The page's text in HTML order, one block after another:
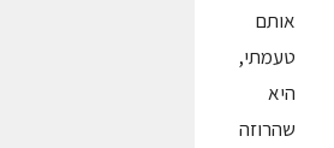
אותם
טעמתי,
היא
שהרוזה